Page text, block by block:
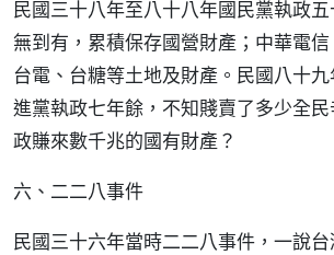
民國三十八年至八十八年國民黨執政
無到有，累積保存國營財產；中華電信
台電、台糖等土地及財產。民國八十
進黨執政七年餘，不知賤賣了多少全
政賺來數千兆的國有財產？
六、二二八事件
民國三十六年當時二二八事件，一說